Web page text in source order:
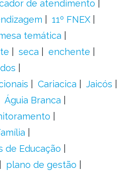
de atendimento
11º FNEX
temática
seca
enchente
Cariacica
Jaicós
Águia Branca
de Educação
plano de gestão